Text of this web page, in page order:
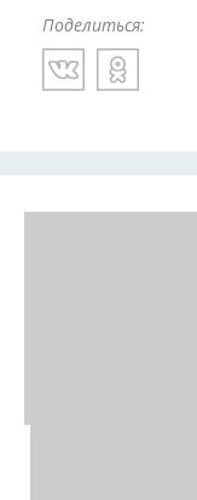
Поделиться: